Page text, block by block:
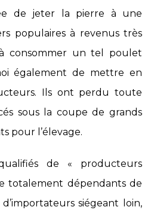
de jeter la pierre à une
populaires à revenus très
consommer un tel poulet
également de mettre en
Ils ont perdu toute
sous la coupe de grands
pour l’élevage.
de « producteurs
totalement dépendants de
siégeant loin,